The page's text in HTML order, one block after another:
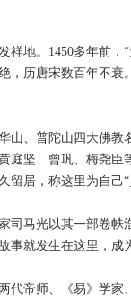
地。1450多年前，“
，历唐宋数百年不
、普陀山四大佛教
庭坚、曾巩、梅尧
居，称这里为自己“
马光以其一部卷帙
事就发生在这里，成
帝师、《易》学家